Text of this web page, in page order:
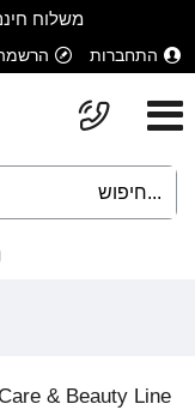
משלוח
התחברות